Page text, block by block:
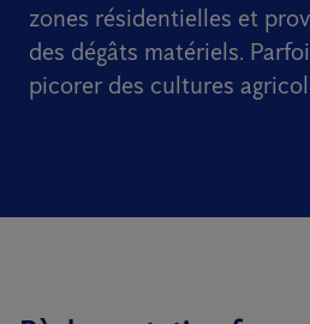
zones résidentielles et
des dégâts matériels.
picorer des cultures